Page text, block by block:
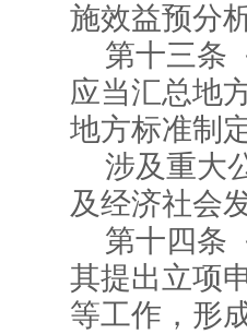
施效益预分
第十三条
应当汇总地
地方标准制
涉及重大
及经济社会
第十四条
其提出立项
等工作，形